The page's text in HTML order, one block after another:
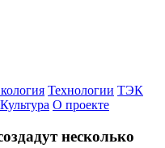
Технологии ТЭК
Культура О проекте
несколько